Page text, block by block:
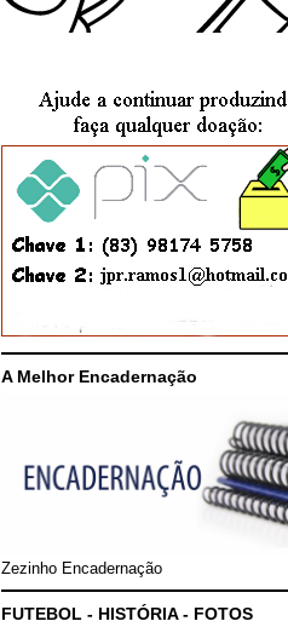
A Melhor Encadernação
Zezinho Encadernação
FUTEBOL - HISTÓRIA - FOTOS